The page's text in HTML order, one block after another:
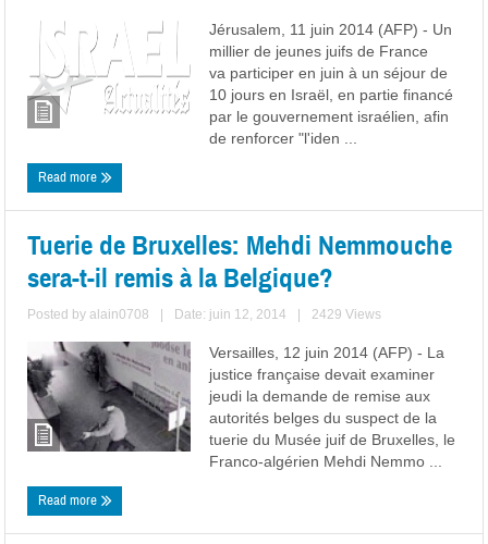
Jérusalem, 11 juin 2014 (AFP) - Un
millier de jeunes juifs de France
va participer en juin à un séjour de
10 jours en Israël, en partie financé
par le gouvernement israélien, afin
de renforcer "l'iden ...
Read more
Tuerie de Bruxelles: Mehdi Nemmouche
sera-t-il remis à la Belgique?
Posted byalain0708 Date: juin 12, 2014 2429 Views
Versailles, 12 juin 2014 (AFP) - La
justice française devait examiner
jeudi la demande de remise aux
autorités belges du suspect de la
tuerie du Musée juif de Bruxelles, le
Franco-algérien Mehdi Nemmo ...
Read more